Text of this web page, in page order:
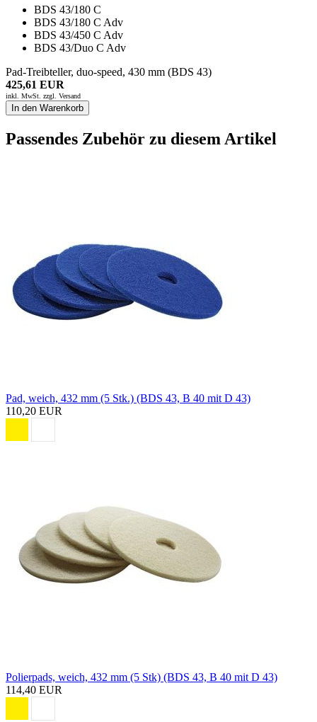
BDS 43/180 C
BDS 43/180 C Adv
BDS 43/450 C Adv
BDS 43/Duo C Adv
Pad-Treibteller, duo-speed, 430 mm (BDS 43)
425,61 EUR
inkl. MwSt. zzgl. Versand
In den Warenkorb
Passendes Zubehör zu diesem Artikel
Pad, weich, 432 mm (5 Stk.) (BDS 43, B 40 mit D 43)
110,20 EUR
Polierpads, weich, 432 mm (5 Stk) (BDS 43, B 40 mit D 43)
114,40 EUR